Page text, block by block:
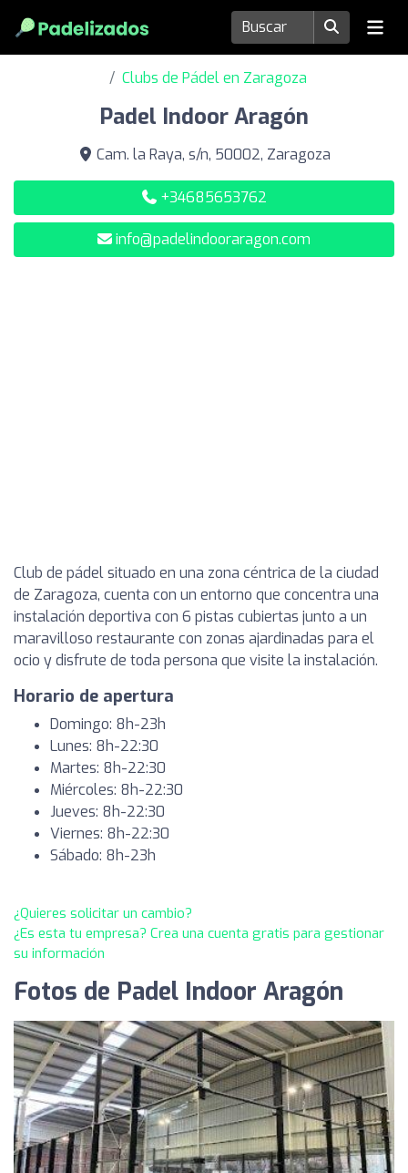
Clubs de Pádel en Zaragoza
Padel Indoor Aragón
Cam. la Raya, s/n, 50002, Zaragoza
+34685653762
info@padelindooraragon.com
Club de pádel situado en una zona céntrica de la ciudad
de Zaragoza, cuenta con un entorno que concentra una
instalación deportiva con 6 pistas cubiertas junto a un
maravilloso restaurante con zonas ajardinadas para el
ocio y disfrute de toda persona que visite la instalación.
Horario de apertura
Domingo: 8h-23h
Lunes: 8h-22:30
Martes: 8h-22:30
Miércoles: 8h-22:30
Jueves: 8h-22:30
Viernes: 8h-22:30
Sábado: 8h-23h
¿Quieres solicitar un cambio?
¿Es esta tu empresa? Crea una cuenta gratis para gestionar
su información
Fotos de Padel Indoor Aragón